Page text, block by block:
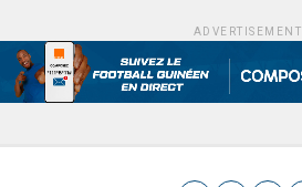
ADVERTISEMENT